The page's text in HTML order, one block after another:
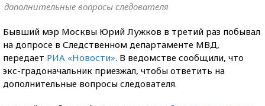
дополнительные вопросы следователя
Бывший мэр Москвы Юрий Лужков в третий раз побывал
на допросе в Следственном департаменте МВД,
передает РИА «Новости». В ведомстве сообщили, что
экс-градоначальник приезжал, чтобы ответить на
дополнительные вопросы следователя.